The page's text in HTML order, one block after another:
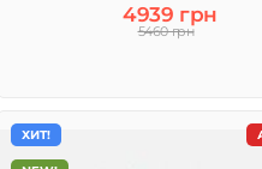
4939 грн
5460 грн
ХИТ!